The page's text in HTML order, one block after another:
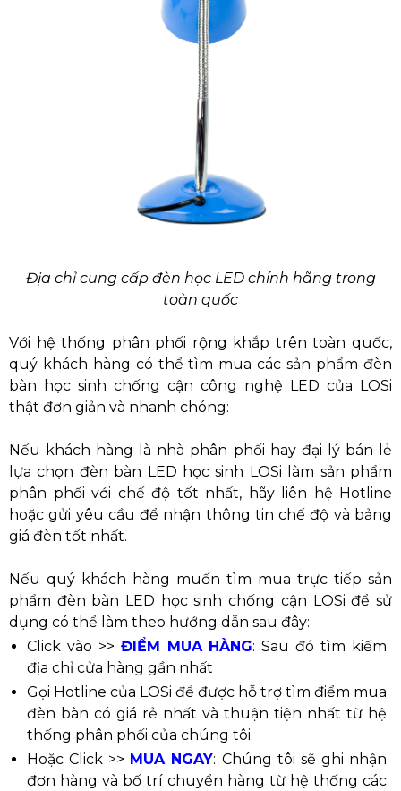
Địa chỉ cung cấp đèn học LED chính hãng trong
toàn quốc
Với hệ thống phân phối rộng khắp trên toàn quốc,
quý khách hàng có thể tìm mua các sản phẩm đèn
bàn học sinh chống cận công nghệ LED của LOSi
thật đơn giản và nhanh chóng:
Nếu khách hàng là nhà phân phối hay đại lý bán lẻ
lựa chọn đèn bàn LED học sinh LOSi làm sản phẩm
phân phối với chế độ tốt nhất, hãy liên hệ Hotline
hoặc gửi yêu cầu để nhận thông tin chế độ và bảng
giá đèn tốt nhất.
Nếu quý khách hàng muốn tìm mua trực tiếp sản
phẩm đèn bàn LED học sinh chống cận LOSi để sử
dụng có thể làm theo hướng dẫn sau đây:
Click vào >> ĐIỂM MUA HÀNG: Sau đó tìm kiếm
địa chỉ cửa hàng gần nhất
Gọi Hotline của LOSi để được hỗ trợ tìm điểm mua
đèn bàn có giá rẻ nhất và thuận tiện nhất từ hệ
thống phân phối của chúng tôi.
Hoặc Click >> MUA NGAY: Chúng tôi sẽ ghi nhận
đơn hàng và bố trí chuyển hàng từ hệ thống các